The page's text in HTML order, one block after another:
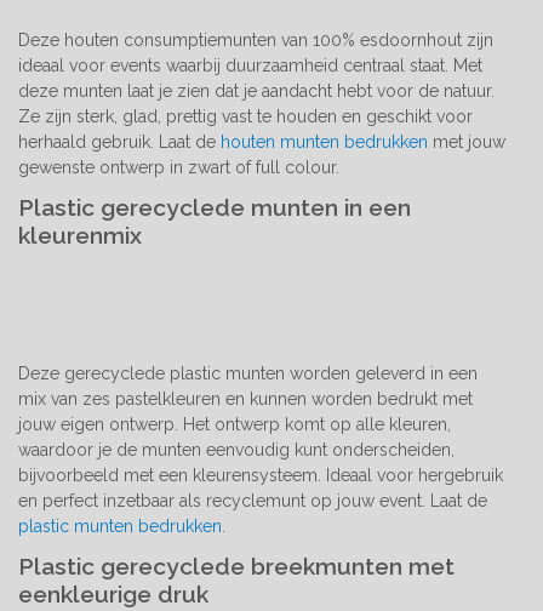
Deze houten consumptiemunten van 100% esdoornhout zijn
ideaal voor events waarbij duurzaamheid centraal staat. Met
deze munten laat je zien dat je aandacht hebt voor de natuur.
Ze zijn sterk, glad, prettig vast te houden en geschikt voor
herhaald gebruik. Laat de houten munten bedrukken met jouw
gewenste ontwerp in zwart of full colour.
Plastic gerecyclede munten in een
kleurenmix
Deze gerecyclede plastic munten worden geleverd in een
mix van zes pastelkleuren en kunnen worden bedrukt met
jouw eigen ontwerp. Het ontwerp komt op alle kleuren,
waardoor je de munten eenvoudig kunt onderscheiden,
bijvoorbeeld met een kleurensysteem. Ideaal voor hergebruik
en perfect inzetbaar als recyclemunt op jouw event. Laat de
plastic munten bedrukken.
Plastic gerecyclede breekmunten met
eenkleurige druk